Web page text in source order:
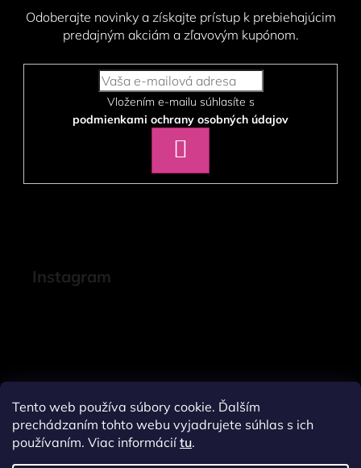
Tento web používa súbory cookie. Ďalším
prechádzaním tohto webu vyjadrujete súhlas s ich
používaním. Viac informáciítu.
Odoberajte novinky a získajte prístup k prebiehajúcim
predajným akciám a zľavovým kupónom.
podmienkami ochrany osobných údajov
SA
Instagram